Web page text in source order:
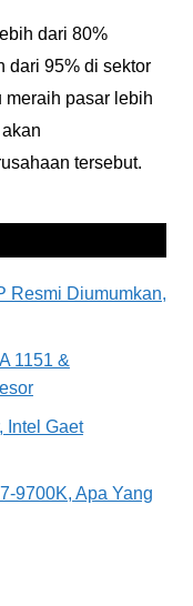
dari 80%
dari 95% di sektor
meraih pasar lebih
tersebut.
Resmi Diumumkan,
1151 &
Intel Gaet
9700K, Apa Yang